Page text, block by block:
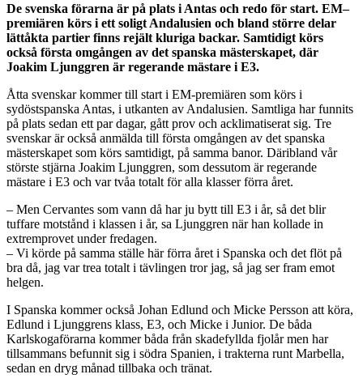
De svenska förarna är på plats i Antas och redo för start. EM–
premiären körs i ett soligt Andalusien och bland större delar
lättåkta partier finns rejält kluriga backar. Samtidigt körs
också första omgången av det spanska mästerskapet, där
Joakim Ljunggren är regerande mästare i E3.
Åtta svenskar kommer till start i EM-premiären som körs i
sydöstspanska Antas, i utkanten av Andalusien. Samtliga har funnits
på plats sedan ett par dagar, gått prov och acklimatiserat sig. Tre
svenskar är också anmälda till första omgången av det spanska
mästerskapet som körs samtidigt, på samma banor. Däribland vår
störste stjärna Joakim Ljunggren, som dessutom är regerande
mästare i E3 och var tvåa totalt för alla klasser förra året.
– Men Cervantes som vann då har ju bytt till E3 i år, så det blir
tuffare motstånd i klassen i år, sa Ljunggren när han kollade in
extremprovet under fredagen.
– Vi körde på samma ställe här förra året i Spanska och det flöt på
bra då, jag var trea totalt i tävlingen tror jag, så jag ser fram emot
helgen.
I Spanska kommer också Johan Edlund och Micke Persson att köra,
Edlund i Ljunggrens klass, E3, och Micke i Junior. De båda
Karlskogaförarna kommer båda från skadefyllda fjolår men har
tillsammans befunnit sig i södra Spanien, i trakterna runt Marbella,
sedan en dryg månad tillbaka och tränat.